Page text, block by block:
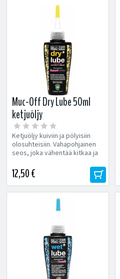
Muc-Off Dry Lube 50ml
ketjuöljy
Ketjuöljy kuiviin ja pölyisiin
olosuhteisiin. Vahapohjainen
seos, joka vähentää kitkaa ja
12,50 €